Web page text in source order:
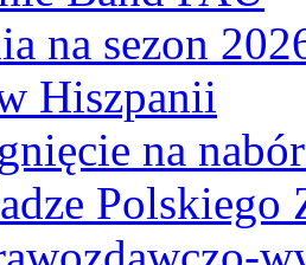
na sezon
Hiszpanii
na